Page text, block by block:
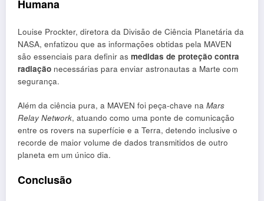
Humana
Louise Prockter, diretora da Divisão de Ciência Planetária da
NASA, enfatizou que as informações obtidas pela MAVEN
são essenciais para definir as medidas de proteção contra
radiação necessárias para enviar astronautas a Marte com
segurança.
Além da ciência pura, a MAVEN foi peça-chave na Mars
Relay Network, atuando como uma ponte de comunicação
entre os rovers na superfície e a Terra, detendo inclusive o
recorde de maior volume de dados transmitidos de outro
planeta em um único dia.
Conclusão